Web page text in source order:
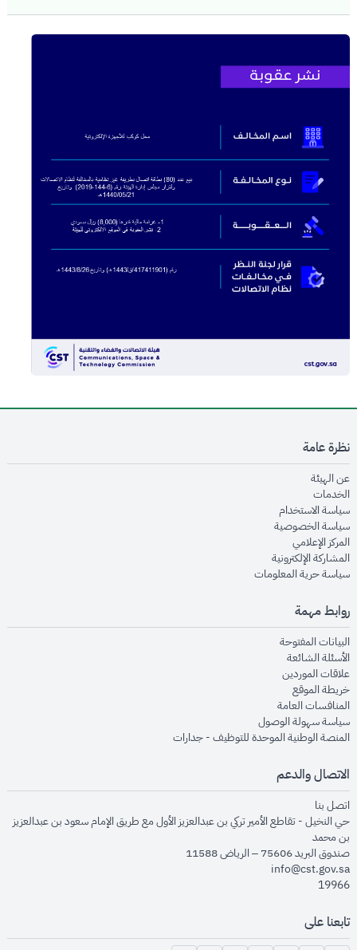
نظرة عامة
عن الهيئةopens in new window
الخدماتopens in new window
سياسة الاستخدام
سياسة الخصوصيةopens in new window
المركز الإعلاميopens in new window
المشاركة الإلكترونيةopens in new window
سياسة حرية المعلوماتopens in new window
روابط مهمة
البيانات المفتوحةopens in new window
الأسئلة الشائعةopens in new window
علاقات الموردينopens in new window
خريطة الموقعopens in new window
المنافسات العامةopens in new window
سياسة سهولة الوصولopens in new window
المنصة الوطنية الموحدة للتوظيف - جداراتopens in new window
الاتصال والدعم
اتصل بنا
حي النخيل - تقاطع الأمير تركي بن عبدالعزيز الأول مع طريق الإمام سعود بن عبدالعزيز
بن محمد
صندوق البريد 75606 – الرياض 11588
info@cst.gov.sa
19966
تابعنا على